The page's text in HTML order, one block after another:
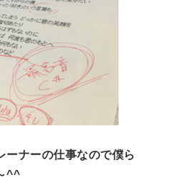
ーナーの仕事なので僕ら
^^